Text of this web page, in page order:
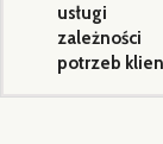
potrzeb